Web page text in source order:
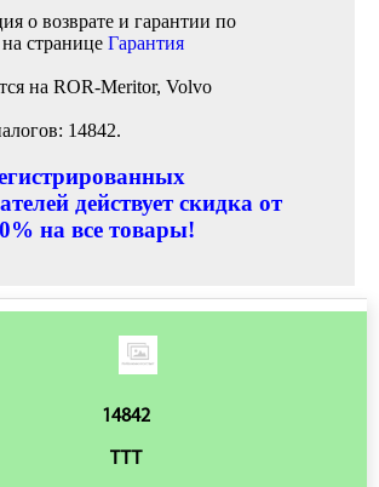
о возврате и гарантии по
странице Гарантия
на ROR-Meritor, Volvo
14842.
действует скидка от
на все товары!
14842
TTT